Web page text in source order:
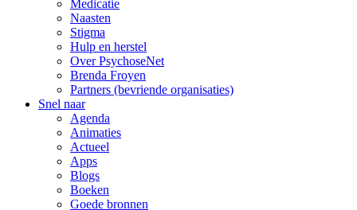
Medicatie
Naasten
Stigma
Hulp en herstel
Over PsychoseNet
Brenda Froyen
Partners (bevriende organisaties)
Snel naar
Agenda
Animaties
Actueel
Apps
Blogs
Boeken
Goede bronnen